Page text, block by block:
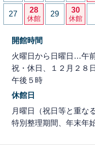
27 28
休館
29 30
休館
開館時間
火曜日から日曜日…午
祝・休日、１２月２８
午後５時
休館日
月曜日（祝日等と重な
特別整理期間、年末年